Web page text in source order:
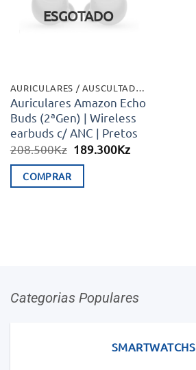
ESGOTADO
AURICULARES / AUSCULTADORES
Auriculares Amazon Echo
Buds (2ªGen) | Wireless
earbuds c/ ANC | Pretos
208.500Kz O
era:
189.300KzO
COMPRAR
Categorias Populares
SMARTWATCHS